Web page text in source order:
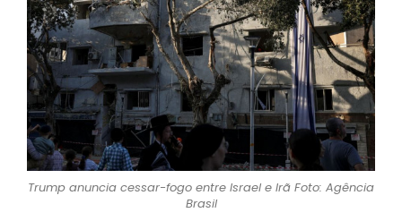
Trump anuncia cessar-fogo entre Israel e Irã Foto: Agência
Brasil